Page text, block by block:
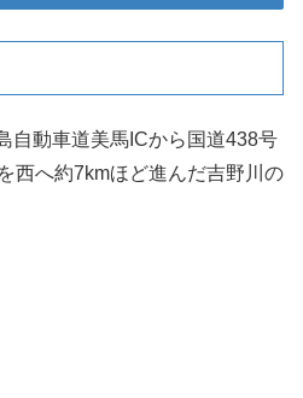
自動車道美馬ICから国道438号
西へ約7kmほど進んだ吉野川の